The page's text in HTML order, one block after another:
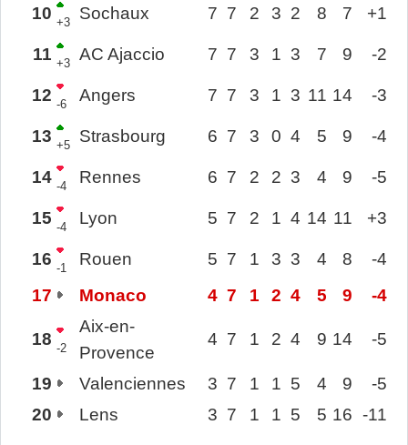
10 +3 Sochaux 7 7 2 3 2 8 7 +1
11 +3 AC Ajaccio 7 7 3 1 3 7 9 -2
12 -6 Angers 7 7 3 1 3 11 14 -3
13 +5 Strasbourg 6 7 3 0 4 5 9 -4
14 -4 Rennes 6 7 2 2 3 4 9 -5
15 -4 Lyon 5 7 2 1 4 14 11 +3
16 -1 Rouen 5 7 1 3 3 4 8
-4
17
Monaco 4 7 1 2 4 5 9 -4
18 -2
Aix-en-
Provence
4 7 1 2 4 9 14 -5
19 Valenciennes 3 7 1 1 5 4 9
-5
20
Lens 3 7 1 1 5 5 16 -11